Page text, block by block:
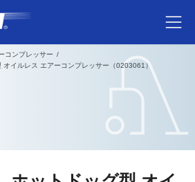
コンプレッサー
イルレス エアーコンプレッサー（0203061）